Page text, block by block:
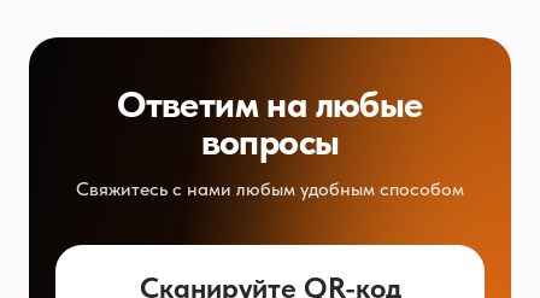
Ответим на любые
вопросы
Свяжитесь с нами любым удобным способом
Сканируйте QR-код